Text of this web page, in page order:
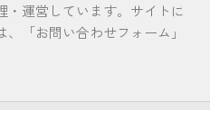
運営しています。サイトに
「お問い合わせフォーム」